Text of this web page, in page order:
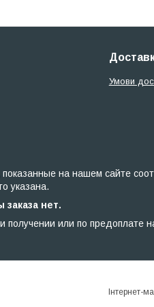
Умови
на нашем сайте
указана.
нет.
получении или по предоплате